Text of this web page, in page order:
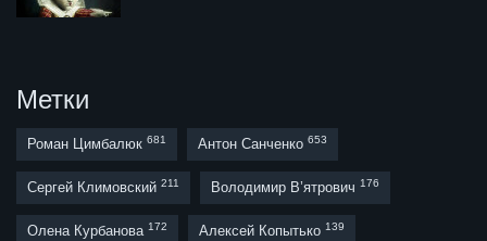
Метки
Роман Цимбалюк 681 Антон Санченко 653
Сергей Климовский 211 Володимир В’ятрович 176
Олена Курбанова 172 Алексей Копытько 139